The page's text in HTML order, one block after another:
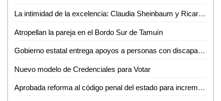
La intimidad de la excelencia: Claudia Sheinbaum y Ricardo Gallardo sellan en la UPSLP el valor de la comunidad estudiantil
Atropellan la pareja en el Bordo Sur de Tamuín
Gobierno estatal entrega apoyos a personas con discapacidad
Nuevo modelo de Credenciales para Votar
Aprobada reforma al código penal del estado para incrementar sanciones cuando, con motivo del robo, se ocasionen daños materiales adicionales